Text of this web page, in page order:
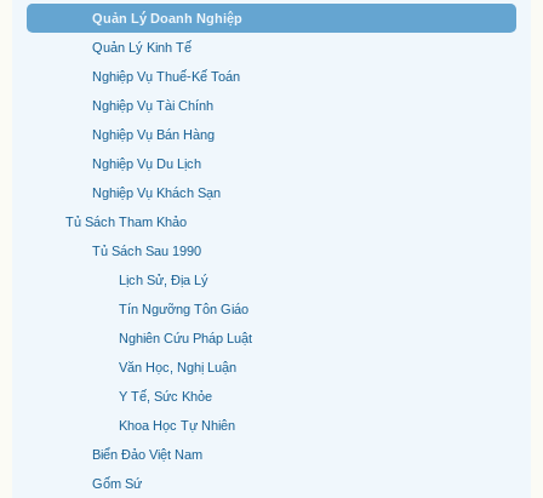
Quản Lý Doanh Nghiệp
Quản Lý Kinh Tế
Nghiệp Vụ Thuế-Kế Toán
Nghiệp Vụ Tài Chính
Nghiệp Vụ Bán Hàng
Nghiệp Vụ Du Lịch
Nghiệp Vụ Khách Sạn
Tủ Sách Tham Khảo
Tủ Sách Sau 1990
Lịch Sử, Địa Lý
Tín Ngưỡng Tôn Giáo
Nghiên Cứu Pháp Luật
Văn Học, Nghị Luận
Y Tế, Sức Khỏe
Khoa Học Tự Nhiên
Biển Đảo Việt Nam
Gốm Sứ